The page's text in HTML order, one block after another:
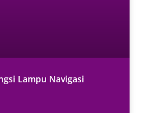
Lampu Navigasi